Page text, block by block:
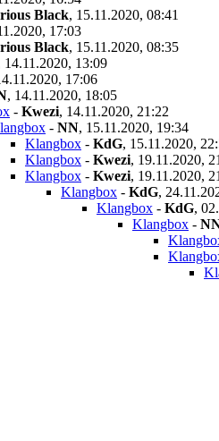
Black, 15.11.2020, 08:41
17:03
Black, 15.11.2020, 08:35
14.11.2020, 13:09
17:06
, 14.11.2020, 18:05
- Kwezi, 14.11.2020, 21:22
- NN, 15.11.2020, 19:34
Klangbox - KdG, 15.11.2020,
Klangbox - Kwezi, 19.11.2020,
Klangbox - Kwezi, 19.11.2020,
Klangbox - KdG,
Klangbox - KdG,
Klangbox -